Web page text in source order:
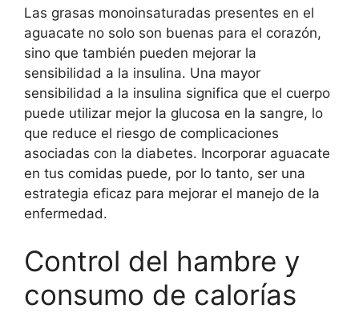
Las grasas monoinsaturadas presentes en el
aguacate no solo son buenas para el corazón,
sino que también pueden mejorar la
sensibilidad a la insulina. Una mayor
sensibilidad a la insulina significa que el cuerpo
puede utilizar mejor la glucosa en la sangre, lo
que reduce el riesgo de complicaciones
asociadas con la diabetes. Incorporar aguacate
en tus comidas puede, por lo tanto, ser una
estrategia eficaz para mejorar el manejo de la
enfermedad.
Control del hambre y
consumo de calorías